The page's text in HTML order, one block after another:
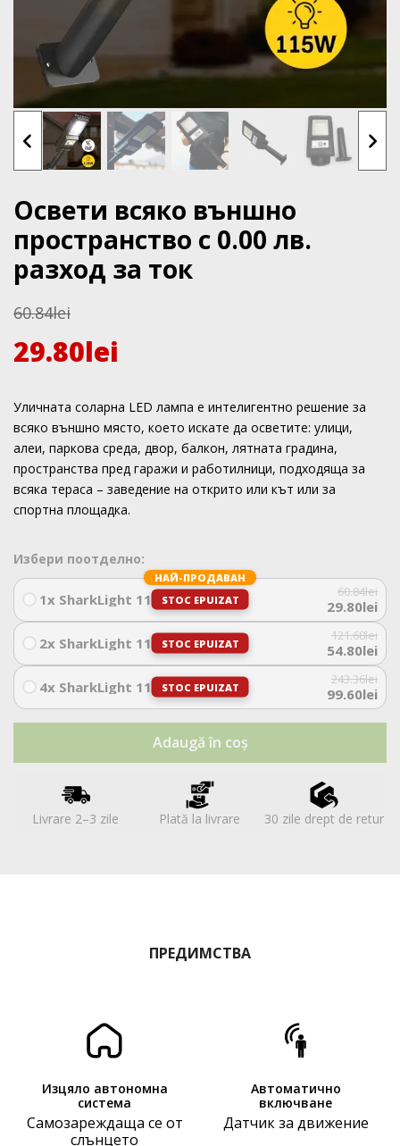
Освети всяко външно
пространство с 0.00 лв.
разход за ток
60.84lei
29.80lei
Уличната соларна LED лампа е интелигентно решение за
всяко външно място, което искате да осветите: улици,
алеи, паркова среда, двор, балкон, лятната градина,
пространства пред гаражи и работилници, подходяща за
всяка тераса – заведение на открито или кът или за
спортна площадка.
Избери поотделно:
НАЙ-ПРОДАВАН
STOC EPUIZAT
1x SharkLight 115W 60.84lei
29.80lei
STOC EPUIZAT
2x SharkLight 115W 121.68lei
54.80lei
STOC EPUIZAT
4x SharkLight 115W 243.36lei
99.60lei
Adaugă în coș
Livrare 2–3 zile Plată la livrare 30 zile drept de retur
ПРЕДИМСТВА
Изцяло автономна
система
Самозареждаща се от
слънцето
Автоматично
включване
Датчик за движение